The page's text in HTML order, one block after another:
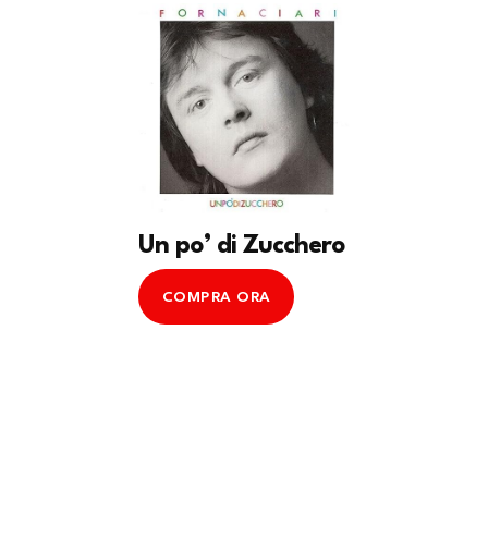
Un po’ di Zucchero
COMPRA ORA